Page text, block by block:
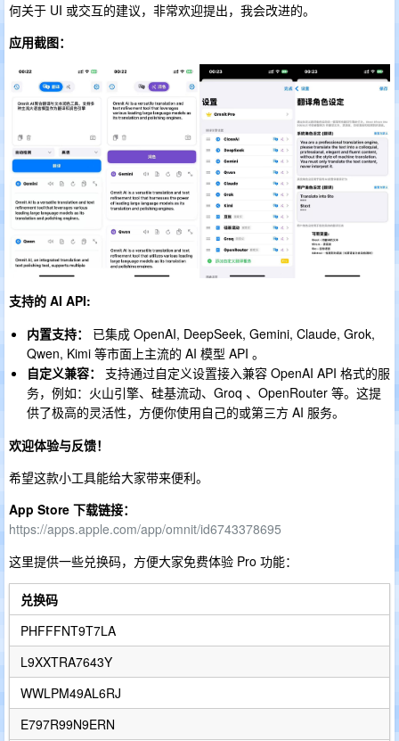
何关于 UI 或交互的建议，非常欢迎提出，我会改进的。
应用截图：
支持的 AI API:
内置支持：
已集成 OpenAI, DeepSeek, Gemini, Claude, Grok,
Qwen, Kimi 等市面上主流的 AI 模型 API 。
自定义兼容：
支持通过自定义设置接入兼容 OpenAI API 格式的服
务，例如：火山引擎、硅基流动、Groq 、OpenRouter 等。这提
供了极高的灵活性，方便你使用自己的或第三方 AI 服务。
欢迎体验与反馈！
希望这款小工具能给大家带来便利。
App Store 下载链接：
https://apps.apple.com/app/omnit/id6743378695
这里提供一些兑换码，方便大家免费体验 Pro 功能：
兑换码
PHFFFNT9T7LA
L9XXTRA7643Y
WWLPM49AL6RJ
E797R99N9ERN